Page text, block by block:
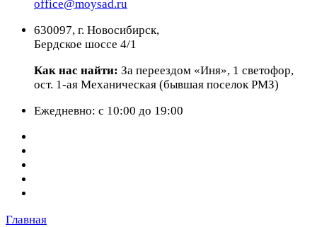
office@moysad.ru
630097, г. Новосибирск,
Бердское шоссе 4/1
Как нас найти: За переездом «Иня», 1 светофор,
ост. 1-ая Механическая (бывшая поселок РМЗ)
Ежедневно: с 10:00 до 19:00
Главная